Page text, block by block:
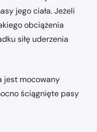
jego ciała. Jeżeli
obciążenia
siłę uderzenia
jest mocowany
ściągnięte pasy